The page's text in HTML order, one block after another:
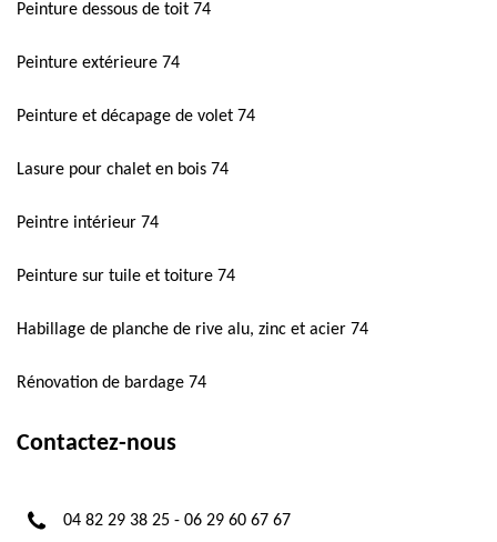
Peinture dessous de toit 74
Peinture extérieure 74
Peinture et décapage de volet 74
Lasure pour chalet en bois 74
Peintre intérieur 74
Peinture sur tuile et toiture 74
Habillage de planche de rive alu, zinc et acier 74
Rénovation de bardage 74
Contactez-nous
04 82 29 38 25 - 06 29 60 67 67